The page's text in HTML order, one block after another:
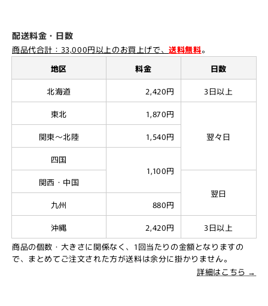
配送料金・日数
商品代合計：33,000円以上のお買上げで、送料無料。
地区
料金
日数
北海道
2,420円
3日以上
東北
1,870円
翌々日
関東～北陸
1,540円
四国
1,100円
関西・中国
翌日
九州
880円
沖縄
2,420円
3日以上
商品の個数・大きさに関係なく、1回当たりの金額となりますの
で、まとめてご注文された方が送料は余分に掛かりません。
詳細はこちら →